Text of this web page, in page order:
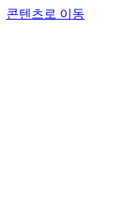
콘텐츠로 이동